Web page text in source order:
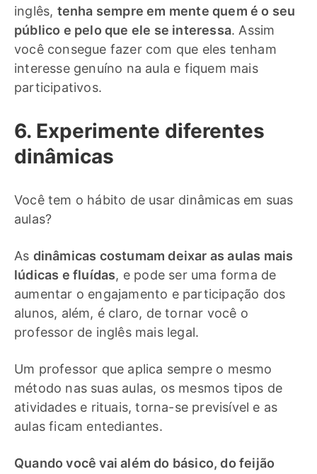
inglês, tenha sempre em mente quem é o seu
público e pelo que ele se interessa. Assim
você consegue fazer com que eles tenham
interesse genuíno na aula e fiquem mais
participativos.
6. Experimente diferentes
dinâmicas
Você tem o hábito de usar dinâmicas em suas
aulas?
As dinâmicas costumam deixar as aulas mais
lúdicas e fluídas, e pode ser uma forma de
aumentar o engajamento e participação dos
alunos, além, é claro, de tornar você o
professor de inglês mais legal.
Um professor que aplica sempre o mesmo
método nas suas aulas, os mesmos tipos de
atividades e rituais, torna-se previsível e as
aulas ficam entediantes.
Quando você vai além do básico, do feijão